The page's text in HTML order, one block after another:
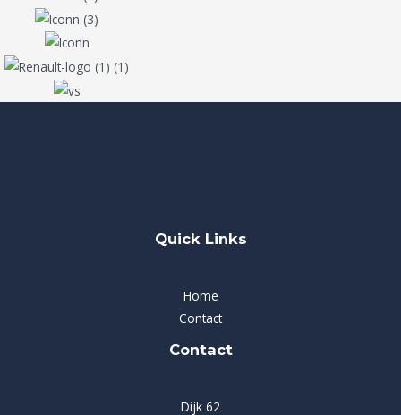
Quick Links
Home
Contact
Contact
Dijk 62